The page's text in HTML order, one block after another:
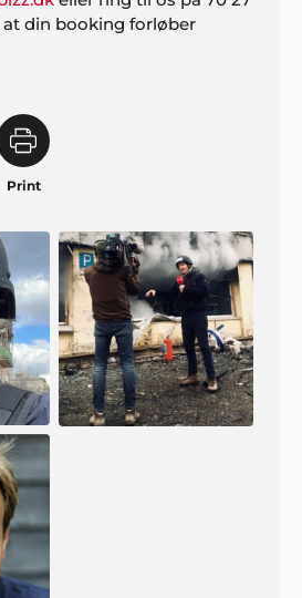
at din booking forløber
Print